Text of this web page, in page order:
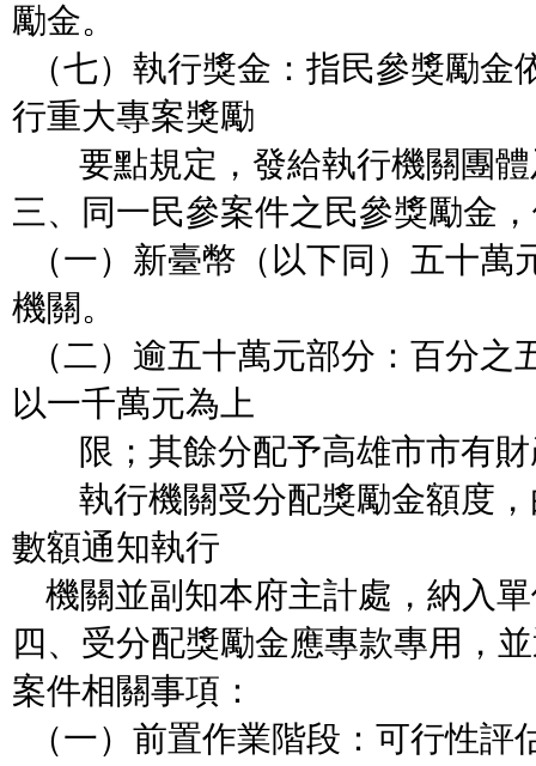
勵金。
（七）執行獎金：指民參獎勵金
行重大專案獎勵
要點規定，發給執行機關團體
三、同一民參案件之民參獎勵金
（一）新臺幣（以下同）五十萬
機關。
（二）逾五十萬元部分：百分之
以一千萬元為上
限；其餘分配予高雄市市有財
執行機關受分配獎勵金額度，
數額通知執行
機關並副知本府主計處，納入
四、受分配獎勵金應專款專用，
案件相關事項：
（一）前置作業階段：可行性評